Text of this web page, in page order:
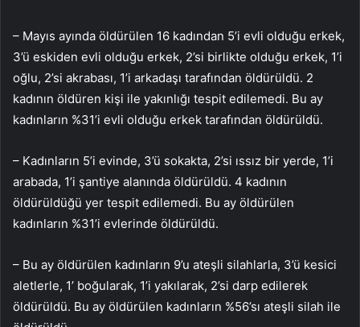
– Mayıs ayında öldürülen 16 kadından 5’i evli olduğu erkek,
3’ü eskiden evli olduğu erkek, 2’si birlikte olduğu erkek, 1’i
oğlu, 2’si akrabası, 1’i arkadaşı tarafından öldürüldü. 2
kadının öldüren kişi ile yakınlığı tespit edilemedi. Bu ay
kadınların %31’i evli olduğu erkek tarafından öldürüldü.
– Kadınların 5’i evinde, 3’ü sokakta, 2’si ıssız bir yerde, 1’i
arabada, 1’i şantiye alanında öldürüldü. 4 kadının
öldürüldüğü yer tespit edilemedi. Bu ay öldürülen
kadınların %31’i evlerinde öldürüldü.
– Bu ay öldürülen kadınların 9’u ateşli silahlarla, 3’ü kesici
aletlerle, 1’ boğularak, 1’i yakılarak, 2’si darp edilerek
öldürüldü. Bu ay öldürülen kadınların %56’sı ateşli silah ile